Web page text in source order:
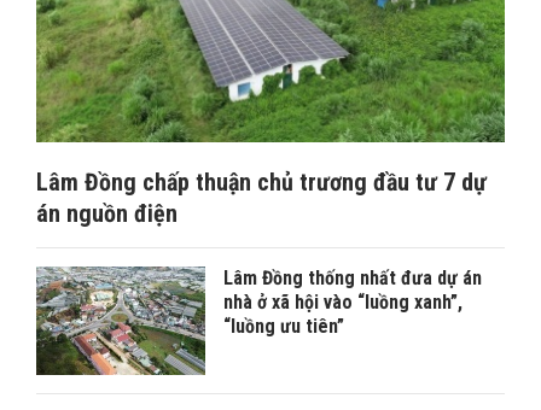
Lâm Đồng chấp thuận chủ trương đầu tư 7 dự
án nguồn điện
Lâm Đồng thống nhất đưa dự án
nhà ở xã hội vào “luồng xanh”,
“luồng ưu tiên”